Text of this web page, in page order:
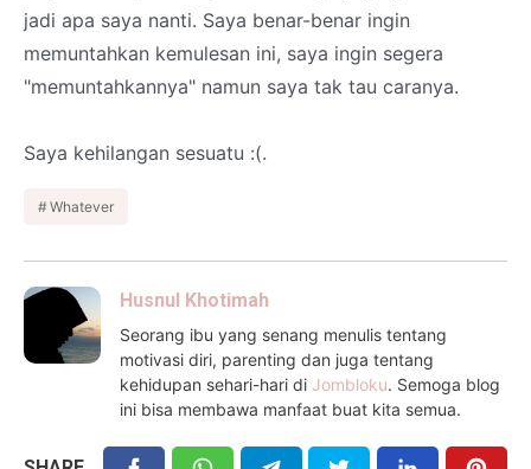
jadi apa saya nanti. Saya benar-benar ingin
memuntahkan kemulesan ini, saya ingin segera
"memuntahkannya" namun saya tak tau caranya.
Saya kehilangan sesuatu :(.
Whatever
Husnul Khotimah
Seorang ibu yang senang menulis tentang
motivasi diri, parenting dan juga tentang
kehidupan sehari-hari di Jombloku. Semoga blog
ini bisa membawa manfaat buat kita semua.